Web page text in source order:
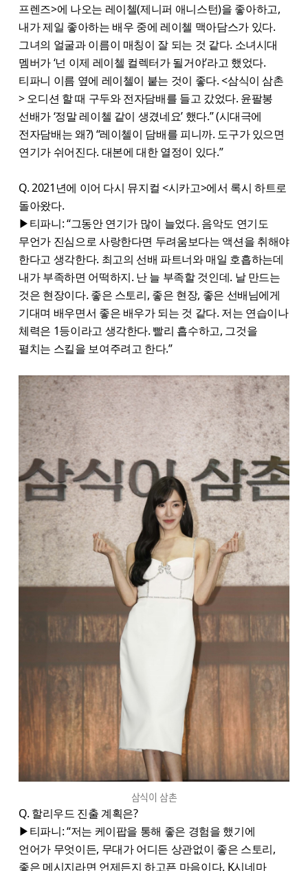
프렌즈>에 나오는 레이첼(제니퍼 애니스턴)을 좋아하고,
내가 제일 좋아하는 배우 중에 레이첼 맥아담스가 있다.
그녀의 얼굴과 이름이 매칭이 잘 되는 것 같다. 소녀시대
멤버가 ‘넌 이제 레이첼 컬렉터가 될거야’라고 했었다.
티파니 이름 옆에 레이첼이 붙는 것이 좋다. <삼식이 삼촌
> 오디션 할 때 구두와 전자담배를 들고 갔었다. 윤팔봉
선배가 ‘정말 레이첼 같이 생겼네요’ 했다.” (시대극에
전자담배는 왜?) “레이첼이 담배를 피니까. 도구가 있으면
연기가 쉬어진다. 대본에 대한 열정이 있다.”
Q. 2021년에 이어 다시 뮤지컬 <시카고>에서 록시 하트로
돌아왔다.
▶티파니: “그동안 연기가 많이 늘었다. 음악도 연기도
무언가 진심으로 사랑한다면 두려움보다는 액션을 취해야
한다고 생각한다. 최고의 선배 파트너와 매일 호흡하는데
내가 부족하면 어떡하지. 난 늘 부족할 것인데. 날 만드는
것은 현장이다. 좋은 스토리, 좋은 현장, 좋은 선배님에게
기대며 배우면서 좋은 배우가 되는 것 같다. 저는 연습이나
체력은 1등이라고 생각한다. 빨리 흡수하고, 그것을
펼치는 스킬을 보여주려고 한다.”
삼식이 삼촌
Q. 할리우드 진출 계획은?
▶티파니: “저는 케이팝을 통해 좋은 경험을 했기에
언어가 무엇이든, 무대가 어디든 상관없이 좋은 스토리,
좋은 메시지라면 언제든지 하고픈 마음이다. K시네마